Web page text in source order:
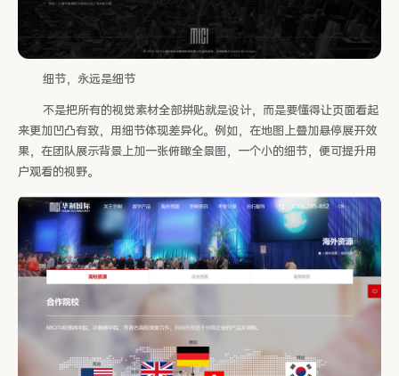
细节，永远是细节
不是把所有的视觉素材全部拼贴就是设计，而是要懂得让页面看起
来更加凹凸有致，用细节体现差异化。例如，在地图上叠加悬停展开效
果，在团队展示背景上加一张俯瞰全景图，一个小的细节，便可提升用
户观看的视野。